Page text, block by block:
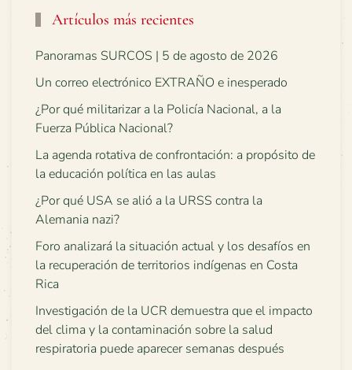
Artículos más recientes
Panoramas SURCOS | 5 de agosto de 2026
Un correo electrónico EXTRAÑO e inesperado
¿Por qué militarizar a la Policía Nacional, a la
Fuerza Pública Nacional?
La agenda rotativa de confrontación: a propósito de
la educación política en las aulas
¿Por qué USA se alió a la URSS contra la
Alemania nazi?
Foro analizará la situación actual y los desafíos en
la recuperación de territorios indígenas en Costa
Rica
Investigación de la UCR demuestra que el impacto
del clima y la contaminación sobre la salud
respiratoria puede aparecer semanas después